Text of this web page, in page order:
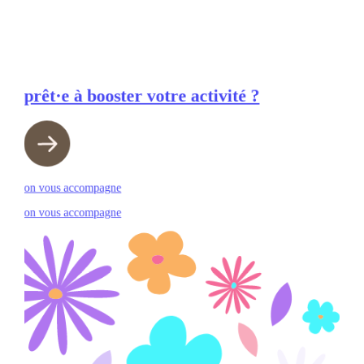
prêt·e à booster votre activité ?
on vous accompagne
on vous accompagne